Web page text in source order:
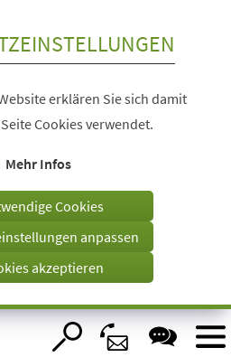
erklären Sie sich damit
Cookies verwendet.
Mehr Infos
Cookies
anpassen
akzeptieren